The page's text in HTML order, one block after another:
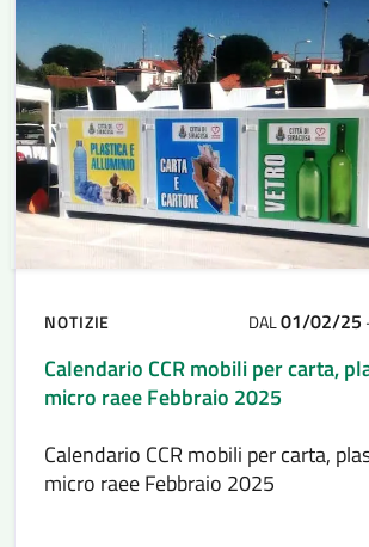
NOTIZIE DAL01/02/25
Calendario CCR mobili per carta,
micro raee Febbraio 2025
Calendario CCR mobili per carta,
micro raee Febbraio 2025